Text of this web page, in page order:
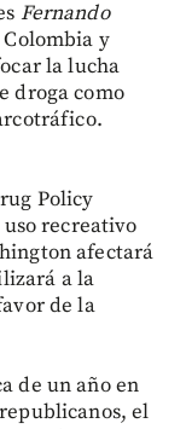
Fernando
y
la lucha
droga como
Policy
recreativo
afectará
a la
de la
de un año en
el